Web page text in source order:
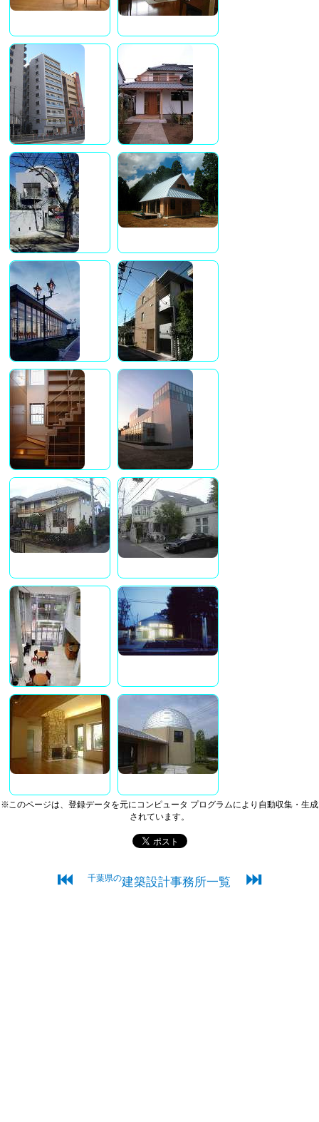
※このページは、登録データを元にコンピュータ プログラムにより自動収集・生成
されています。
⏮ 千葉県の建築設計事務所一覧 ⏭